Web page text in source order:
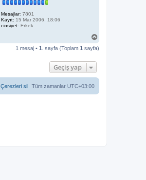
Mesajlar: 7801
Kayıt: 15 Mar 2006, 18:06
cinsiyet: Erkek
1 mesaj • 1 . sayfa (Toplam 1 sayfa)
Geçiş yap
Tüm zamanlar UTC+03:00
Çerezleri sil